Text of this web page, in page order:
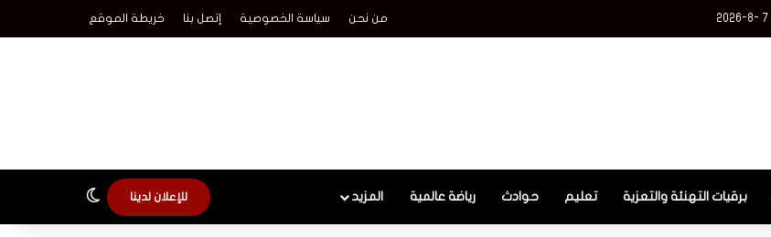
من نحن سياسة الخصوصية إتصل بنا خريطة الموقع
برقيات التهنئة والتعزية تعليم حوادث رياضة عالمية المزيد للإعلان لدينا الوضع المظلم